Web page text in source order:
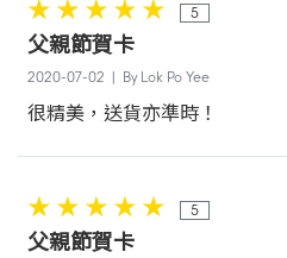
5
父親節賀卡
2020-07-02 | By Lok Po Yee
很精美，送貨亦準時！
5
父親節賀卡